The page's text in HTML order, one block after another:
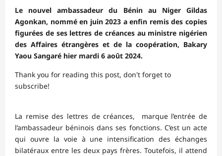
Le nouvel ambassadeur du Bénin au Niger Gildas
Agonkan, nommé en juin 2023 a enfin remis des copies
figurées de ses lettres de créances au ministre nigérien
des Affaires étrangères et de la coopération, Bakary
Yaou Sangaré hier mardi 6 août 2024.
Thank you for reading this post, don't forget to
subscribe!
La remise des lettres de créances, marque l’entrée de
l’ambassadeur béninois dans ses fonctions. C’est un acte
qui ouvre la voie à une intensification des échanges
bilatéraux entre les deux pays frères. Toutefois, il attend